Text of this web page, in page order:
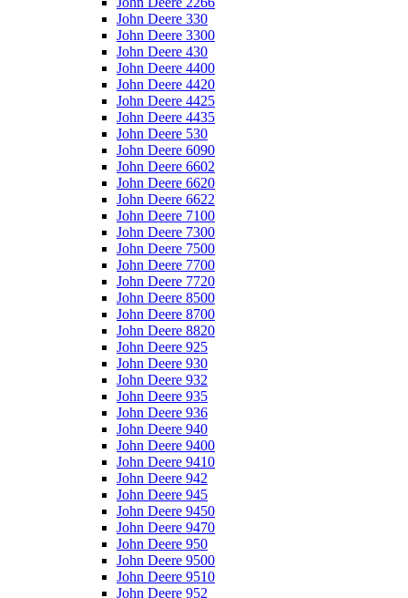
John Deere 330
John Deere 3300
John Deere 430
John Deere 4400
John Deere 4420
John Deere 4425
John Deere 4435
John Deere 530
John Deere 6090
John Deere 6602
John Deere 6620
John Deere 6622
John Deere 7100
John Deere 7300
John Deere 7500
John Deere 7700
John Deere 7720
John Deere 8500
John Deere 8700
John Deere 8820
John Deere 925
John Deere 930
John Deere 932
John Deere 935
John Deere 936
John Deere 940
John Deere 9400
John Deere 9410
John Deere 942
John Deere 945
John Deere 9450
John Deere 9470
John Deere 950
John Deere 9500
John Deere 9510
John Deere 952